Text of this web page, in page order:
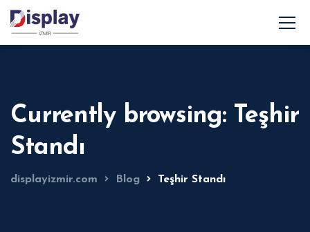
Currently browsing: Teşhir
Standı
displayizmir.com Blog Teşhir Standı